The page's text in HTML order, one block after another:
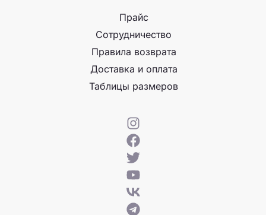
Прайс
Сотрудничество
Правила возврата
Доставка и оплата
Таблицы размеров